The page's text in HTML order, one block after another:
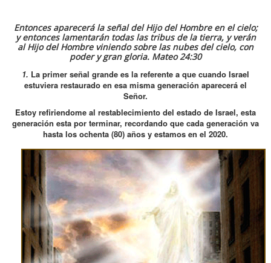
Entonces aparecerá la señal del Hijo del Hombre en el cielo;
y entonces lamentarán todas las tribus de la tierra, y verán
al Hijo del Hombre viniendo sobre las nubes del cielo, con
poder y gran gloria. Mateo 24:30
1. La primer señal grande es la referente a que cuando Israel
estuviera restaurado en esa misma generación aparecerá el
Señor.
Estoy refiriendome al restablecimiento del estado de Israel, esta
generación esta por terminar, recordando que cada generación va
hasta los ochenta (80) años y estamos en el 2020.